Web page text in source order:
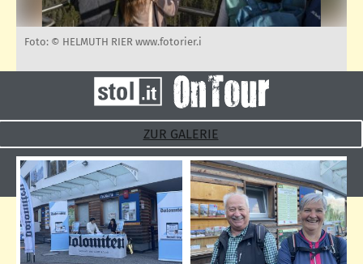
Foto: © HELMUTH RIER www.fotorier.i
ZUR GALERIE